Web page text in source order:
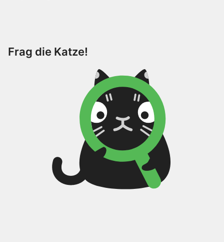
Frag die Katze!